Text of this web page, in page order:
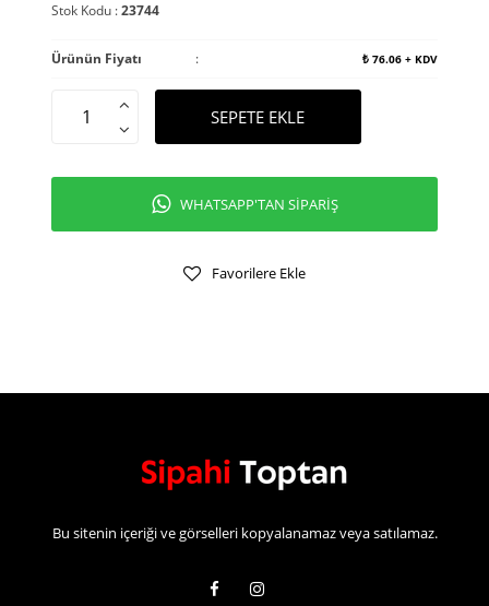
Stok Kodu :23744
Ürünün Fiyatı : ₺76.06 + KDV
SEPETE EKLE
WHATSAPP'TAN SİPARİŞ
Favorilere Ekle
Bu sitenin içeriği ve görselleri kopyalanamaz veya satılamaz.